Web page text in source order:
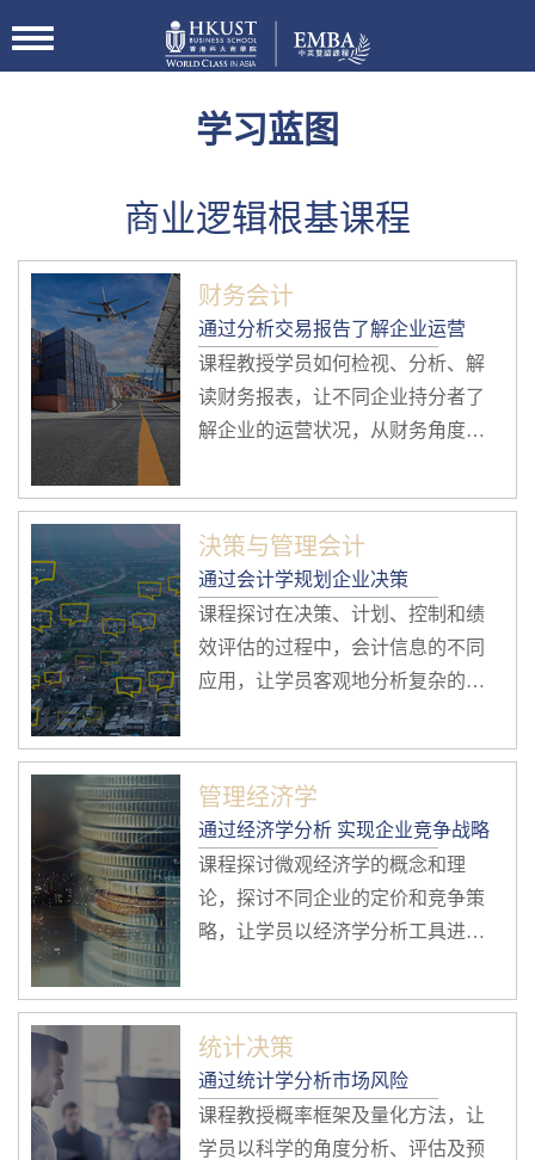
切
学习蓝图
商业逻辑根基课程
财务会计
通过分析交易报告了解企业运营
课程教授学员如何检视、分析、解
读财务报表，让不同企业持分者了
解企业的运营状况，从财务角度剖
決策与管理会计
通过会计学规划企业决策
课程探讨在决策、计划、控制和绩
效评估的过程中，会计信息的不同
应用，让学员客观地分析复杂的企
及审视业务的竞争力。
管理经济学
通过经济学分析 实现企业竞争战略
课程探讨微观经济学的概念和理
论，探讨不同企业的定价和竞争策
略，让学员以经济学分析工具进行
的关键，实现企业持续增长。
统计决策
通过统计学分析市场风险
课程教授概率框架及量化方法，让
学员以科学的角度分析、评估及预